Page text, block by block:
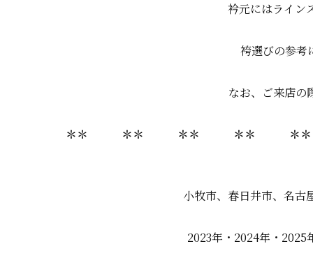
衿元にはライン
袴選びの参考
なお、ご来店の
＊＊ ＊＊ ＊＊ ＊＊
小牧市、春日井市、名古
2023年・2024年・2025